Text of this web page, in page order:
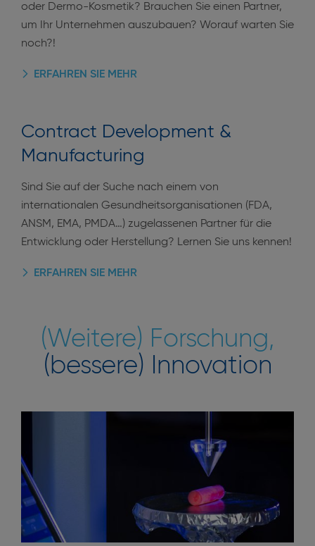
oder Dermo-Kosmetik? Brauchen Sie einen Partner,
um Ihr Unternehmen auszubauen? Worauf warten Sie
noch?!
ERFAHREN SIE MEHR
Contract Development &
Manufacturing
Sind Sie auf der Suche nach einem von
internationalen Gesundheitsorganisationen (FDA,
ANSM, EMA, PMDA…) zugelassenen Partner für die
Entwicklung oder Herstellung? Lernen Sie uns kennen!
ERFAHREN SIE MEHR
(Weitere) Forschung,
(bessere) Innovation